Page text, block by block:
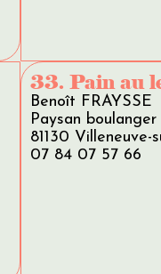
33. Pain au
Benoît FRAYSSE
Paysan boulanger
81130 Villeneuve-
07 84 07 57 66